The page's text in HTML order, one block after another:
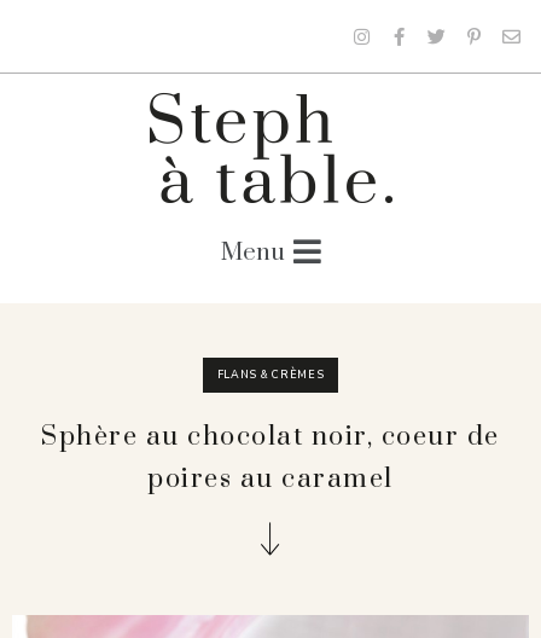
FLANS & CRÈMES
Sphère au chocolat noir, coeur de
poires au caramel